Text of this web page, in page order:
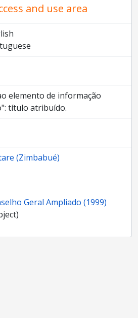
and use area
elemento de informação
título atribuído.
(Zimbabué)
Geral Ampliado (1999)